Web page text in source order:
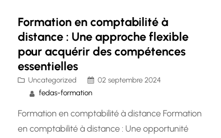
Formation en comptabilité à
distance : Une approche flexible
pour acquérir des compétences
essentielles
Uncategorized
02 septembre 2024
fedas-formation
Formation en comptabilité à distance Formation
en comptabilité à distance : Une opportunité